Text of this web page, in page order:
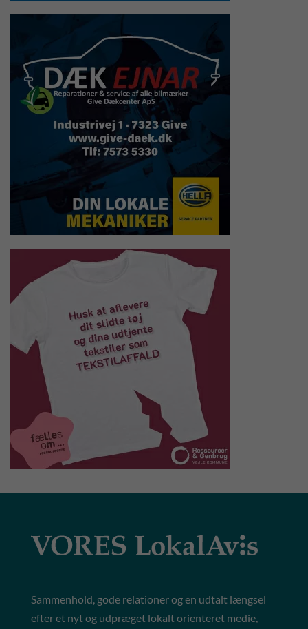
Sammenhold, gode relationer og en udtalt længsel
efter et nyt og udpræget lokalt orienteret medie,